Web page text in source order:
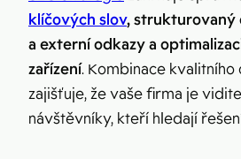
klíčových slov, strukturovaný
a externí odkazy a
zařízení. Kombinace kvalitního
zajišťuje, že vaše firma je
návštěvníky, kteří hledají